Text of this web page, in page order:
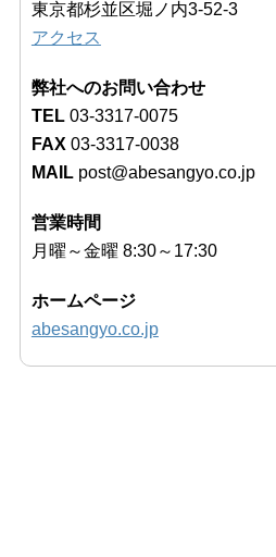
東京都杉並区堀ノ内3-52-3
アクセス
弊社へのお問い合わせ
TEL03-3317-0075
FAX 03-3317-0038
MAILpost@abesangyo.co.jp
営業時間
月曜～金曜 8:30～17:30
ホームページ
abesangyo.co.jp